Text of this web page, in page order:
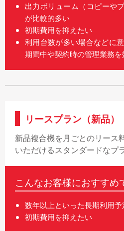
出力ボリューム（コピーや
が比較的多い
初期費用を抑えたい
利用台数が多い場合などに
期間中や契約時の管理業務
リースプラン（新品）
新品複合機を月ごとのリース
いただけるスタンダードなプ
こんなお客様におすすめ
数年以上といった長期利用予
初期費用を抑えたい